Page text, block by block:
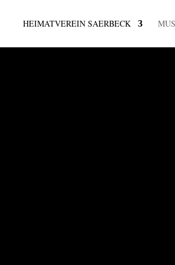
HEIMATVEREIN SAERBECK